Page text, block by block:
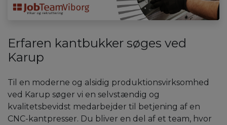
Erfaren kantbukker søges ved
Karup
Til en moderne og alsidig produktionsvirksomhed
ved Karup søger vi en selvstændig og
kvalitetsbevidst medarbejder til betjening af en
CNC-kantpresser. Du bliver en del af et team, hvor